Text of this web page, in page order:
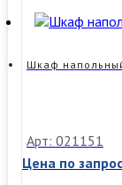
42U
(600*800)
стекло
Шкаф
Арт: 021151
Цена по